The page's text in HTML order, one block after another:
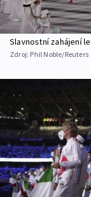
Slavnostní zahájení
Zdroj: Phil Noble/Reuters